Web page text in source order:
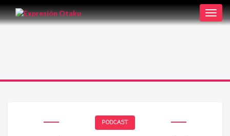
PODCAST